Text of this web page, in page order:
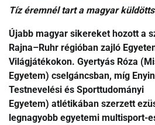
Tíz éremnél tart a magyar
Újabb magyar sikereket hozott a
Rajna–Ruhr régióban zajló
Világjátékokon. Gyertyás Róza
Egyetem) cselgáncsban, míg
Testnevelési és Sporttudományi
Egyetem) atlétikában szerzett
legnagyobb egyetemi multisport-